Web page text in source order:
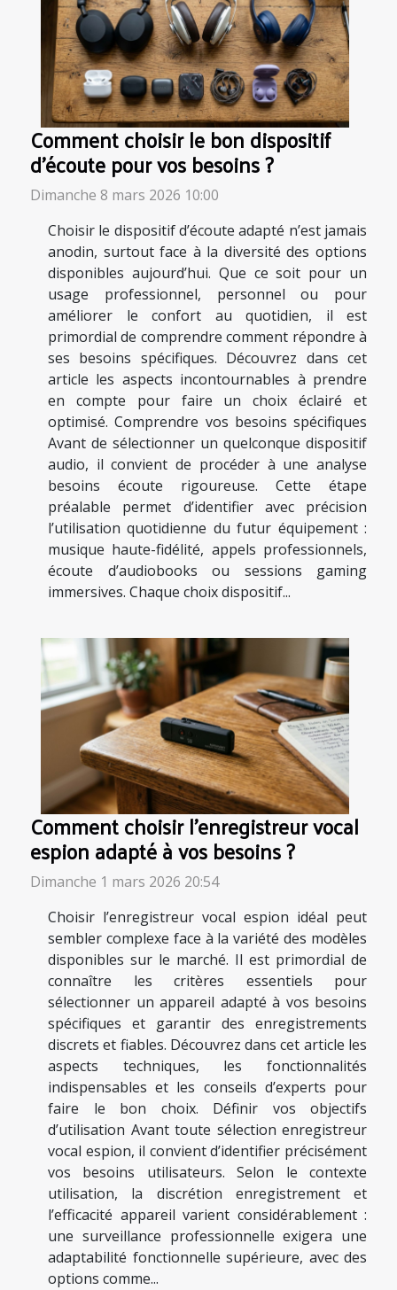
Comment choisir le bon dispositif
d'écoute pour vos besoins ?
Dimanche 8 mars 2026 10:00
Choisir le dispositif d’écoute adapté n’est jamais
anodin, surtout face à la diversité des options
disponibles aujourd’hui. Que ce soit pour un
usage professionnel, personnel ou pour
améliorer le confort au quotidien, il est
primordial de comprendre comment répondre à
ses besoins spécifiques. Découvrez dans cet
article les aspects incontournables à prendre
en compte pour faire un choix éclairé et
optimisé. Comprendre vos besoins spécifiques
Avant de sélectionner un quelconque dispositif
audio, il convient de procéder à une analyse
besoins écoute rigoureuse. Cette étape
préalable permet d’identifier avec précision
l’utilisation quotidienne du futur équipement :
musique haute-fidélité, appels professionnels,
écoute d’audiobooks ou sessions gaming
immersives. Chaque choix dispositif...
Comment choisir l'enregistreur vocal
espion adapté à vos besoins ?
Dimanche 1 mars 2026 20:54
Choisir l’enregistreur vocal espion idéal peut
sembler complexe face à la variété des modèles
disponibles sur le marché. Il est primordial de
connaître les critères essentiels pour
sélectionner un appareil adapté à vos besoins
spécifiques et garantir des enregistrements
discrets et fiables. Découvrez dans cet article les
aspects techniques, les fonctionnalités
indispensables et les conseils d’experts pour
faire le bon choix. Définir vos objectifs
d’utilisation Avant toute sélection enregistreur
vocal espion, il convient d’identifier précisément
vos besoins utilisateurs. Selon le contexte
utilisation, la discrétion enregistrement et
l’efficacité appareil varient considérablement :
une surveillance professionnelle exigera une
adaptabilité fonctionnelle supérieure, avec des
options comme...